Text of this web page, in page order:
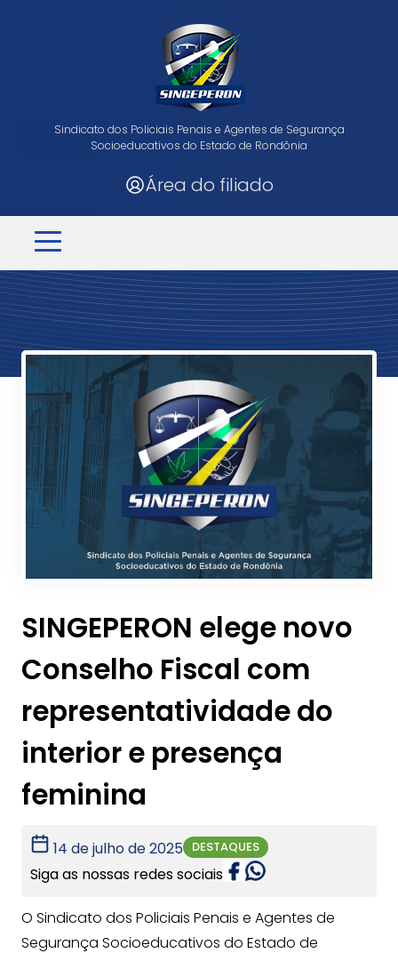
Sindicato dos Policiais Penais e Agentes de Segurança
Socioeducativos do Estado de Rondônia
Área do filiado
SINGEPERON elege novo
Conselho Fiscal com
representatividade do
interior e presença
feminina
14 de julho de 2025 DESTAQUES
Siga as nossas redes sociais
O Sindicato dos Policiais Penais e Agentes de
Segurança Socioeducativos do Estado de